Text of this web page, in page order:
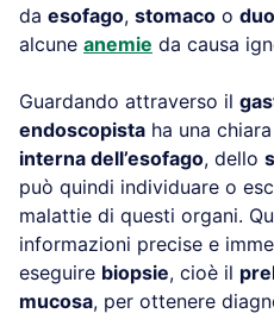
da esofago, stomaco o
alcune anemie da causa
Guardando attraverso il
endoscopista ha una
interna dell’esofago, dello
può quindi individuare o
malattie di questi organi.
informazioni precise e
eseguire biopsie, cioè il
mucosa, per ottenere